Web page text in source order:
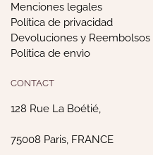
Menciones legales
Política de privacidad
Devoluciones y Reembolsos
Política de envìo
CONTACT
128 Rue La Boétié,
75008 Paris, FRANCE